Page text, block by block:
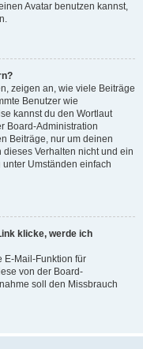
Avatar benutzen kannst,
zeigen an, wie viele Beiträge
Benutzer wie
kannst du den Wortlaut
Board-Administration
Beiträge, nur um deinen
Verhalten nicht und ein
Umständen einfach
klicke, werde ich
E-Mail-Funktion für
von der Board-
soll den Missbrauch